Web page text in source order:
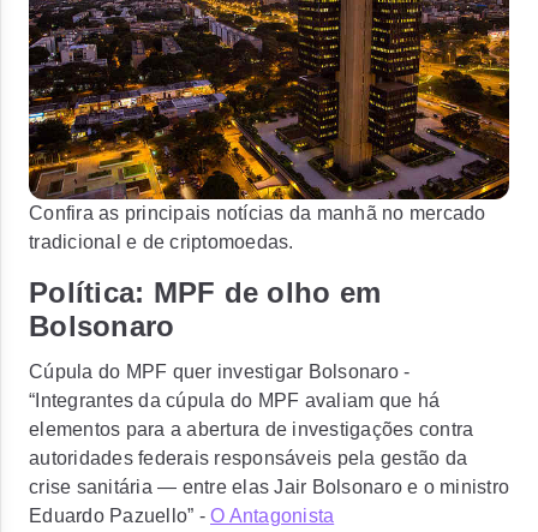
Confira as principais notícias da manhã no mercado
tradicional e de criptomoedas.
Política: MPF de olho em
Bolsonaro
Cúpula do MPF quer investigar Bolsonaro -
“Integrantes da cúpula do MPF avaliam que há
elementos para a abertura de investigações contra
autoridades federais responsáveis pela gestão da
crise sanitária — entre elas Jair Bolsonaro e o ministro
Eduardo Pazuello” - O Antagonista